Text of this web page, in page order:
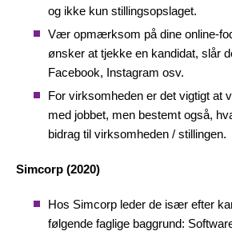
og ikke kun stillingsopslaget.
Vær opmærksom på dine online-
ønsker at tjekke en kandidat, slår
Facebook, Instagram osv.
For virksomheden er det vigtigt at
med jobbet, men bestemt også,
bidrag til virksomheden / stillingen.
Simcorp (2020)
Hos Simcorp leder de især efter
følgende faglige baggrund: